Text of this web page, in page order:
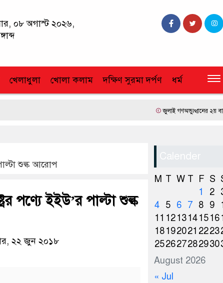
০৮ অগাস্ট ২০২৬,
খেলাধুলা খোলা কলাম দক্ষিণ সুরমা দর্পণ ধর্ম
জুলাই গণঅভ্যুত্থানের ২য় বার্ষিকীতে
শুল্ক আরোপ
পণ্যে ইইউ’র পাল্টা শুল্ক
২২ জুন ২০১৮
Calender
August 2026
M T W T F S
1
2
4 5 6 7 8 9
11 1213141516
18192021 2223
252627282930
« Jul